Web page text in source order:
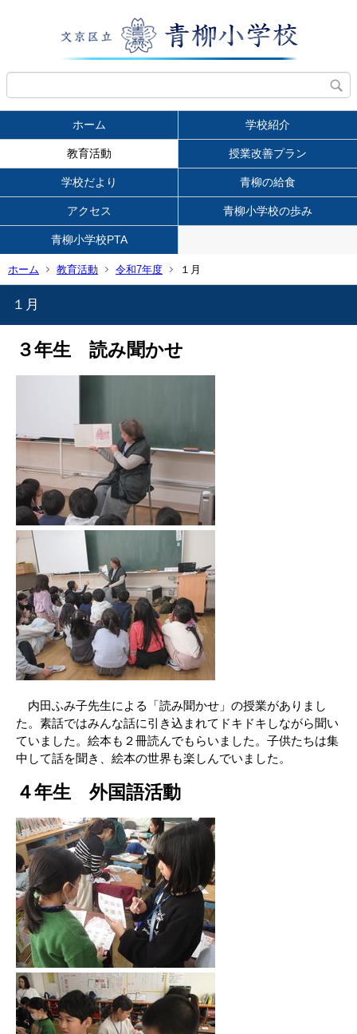
ホーム 学校紹介
教育活動 授業改善プラン
学校だより 青柳の給食
アクセス 青柳小学校の歩み
青柳小学校PTA
ホーム 教育活動 令和7年度 １月
１月
３年生 読み聞かせ
内田ふみ子先生による「読み聞かせ」の授業がありまし
た。素話ではみんな話に引き込まれてドキドキしながら聞い
ていました。絵本も２冊読んでもらいました。子供たちは集
中して話を聞き、絵本の世界も楽しんでいました。
４年生 外国語活動